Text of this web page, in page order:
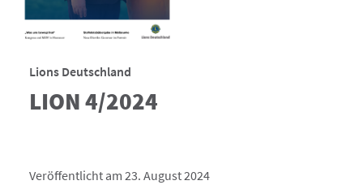
Lions Deutschland
LION 4/2024
Veröffentlicht am 23. August 2024